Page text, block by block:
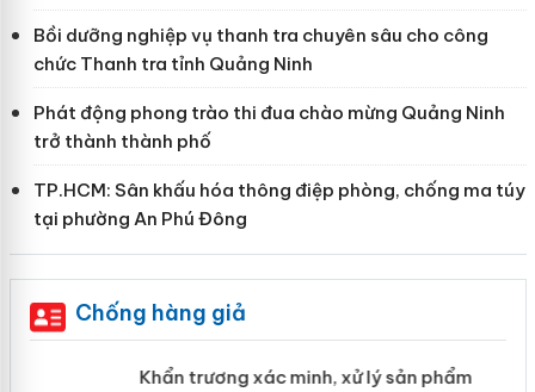
Bồi dưỡng nghiệp vụ thanh tra chuyên sâu cho công
chức Thanh tra tỉnh Quảng Ninh
Phát động phong trào thi đua chào mừng Quảng Ninh
trở thành thành phố
TP.HCM: Sân khấu hóa thông điệp phòng, chống ma túy
tại phường An Phú Đông
Chống hàng giả
Khẩn trương xác minh, xử lý sản phẩm